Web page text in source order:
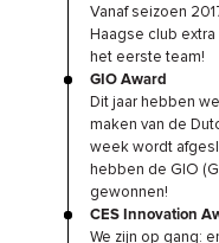
Vanaf seizoen
Haagse club
het eerste team!
GIO Award
Dit jaar hebben
maken van de
week wordt
hebben de GIO
gewonnen!
CES Innovation
We zijn op gang: